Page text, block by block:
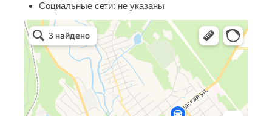
Социальные сети: не указаны